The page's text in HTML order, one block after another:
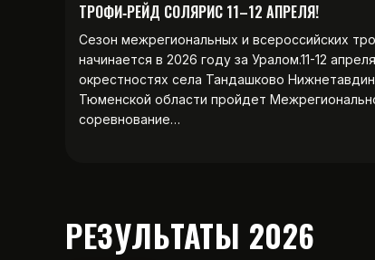
ТРОФИ‑РЕЙД СОЛЯРИС 11–12 АПРЕЛЯ!
Сезон межрегиональных и всероссийских
начинается в 2026 году за Уралом.11-12
окрестностях села Тандашково
Тюменской области пройдет
соревнование…
РЕЗУЛЬТАТЫ 2026